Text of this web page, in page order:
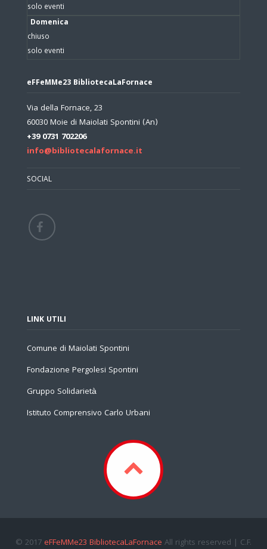
solo eventi
Domenica
chiuso
solo eventi
eFFeMMe23 BibliotecaLaFornace
Via della Fornace, 23
60030 Moie di Maiolati Spontini (An)
+39 0731 702206
info@bibliotecalafornace.it
SOCIAL
LINK UTILI
Comune di Maiolati Spontini
Fondazione Pergolesi Spontini
Gruppo Solidarietà
Istituto Comprensivo Carlo Urbani
© 2017 eFFeMMe23 BibliotecaLaFornace All rights reserved | C.F.